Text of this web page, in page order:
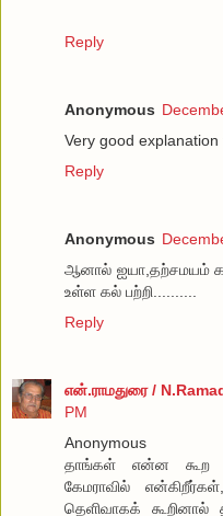
Reply
Anonymous
Very good explanation
Reply
Anonymous
ஆனால் ஐயா,தற்சமயம்
உள்ள கல் பற்றி..........
Reply
என்.ராமதுரை /
PM
Anonymous
தாங்கள் என்ன கூற
கேமராவில்
தெளிவாகக்